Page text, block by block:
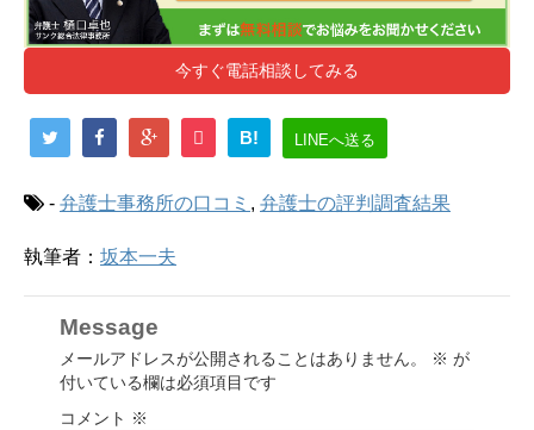
今すぐ電話相談してみる
B! LINEへ送る
- 弁護士事務所の口コミ , 弁護士の評判調査結果
執筆者： 坂本一夫
Message
メールアドレスが公開されることはありません。 ※ が
付いている欄は必須項目です
コメント ※